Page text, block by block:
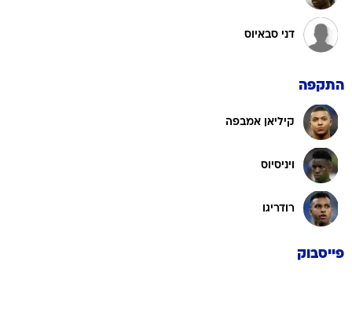
דני סבאיוס
התקפה
קיליאן אמבפה
ויניסיוס
רודריגו
פייסבוק